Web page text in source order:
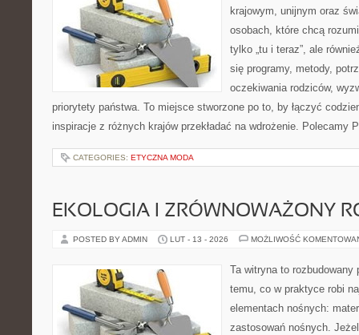
krajowym, unijnym oraz
osobach, które chcą
tylko „tu i teraz”, ale
się programy, metody,
oczekiwania rodziców,
priorytety państwa. To miejsce stworzone po to, by łączyć
inspiracje z różnych krajów przekładać na wdrożenie. Polecamy
CATEGORIES: ETYCZNA MODA
EKOLOGIA I ZRÓWNOWAŻONY
POSTED BY ADMIN LUT - 13 - 2026 MOŻLIWOŚĆ
Ta witryna to rozbudowany
temu, co w praktyce robi
elementach nośnych:
zastosowań nośnych.